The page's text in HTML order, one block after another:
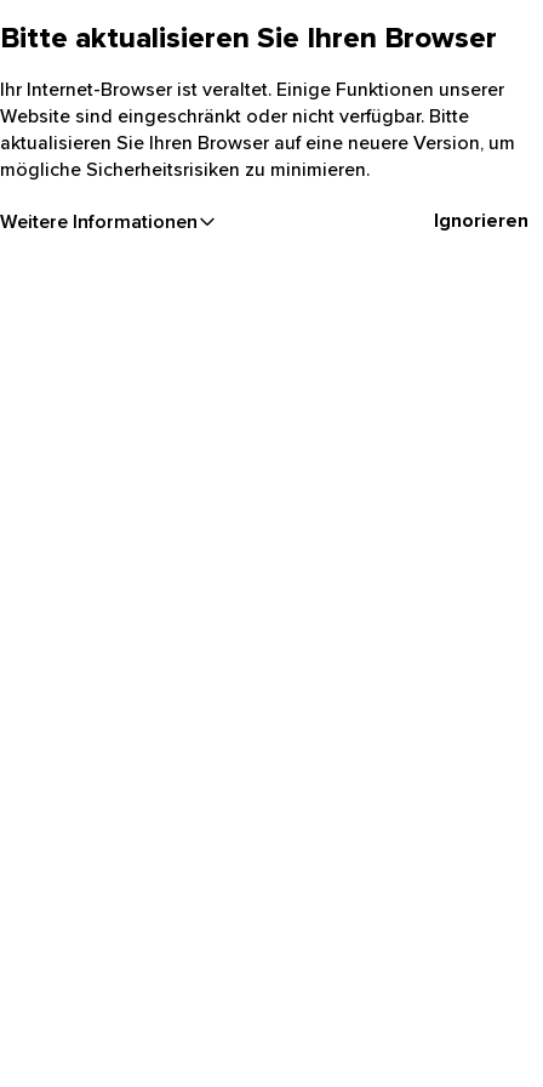
Bitte aktualisieren Sie Ihren Browser
Ihr Internet-Browser ist veraltet. Einige Funktionen unserer
Website sind eingeschränkt oder nicht verfügbar. Bitte
aktualisieren Sie Ihren Browser auf eine neuere Version, um
mögliche Sicherheitsrisiken zu minimieren.
Weitere Informationen Ignorieren